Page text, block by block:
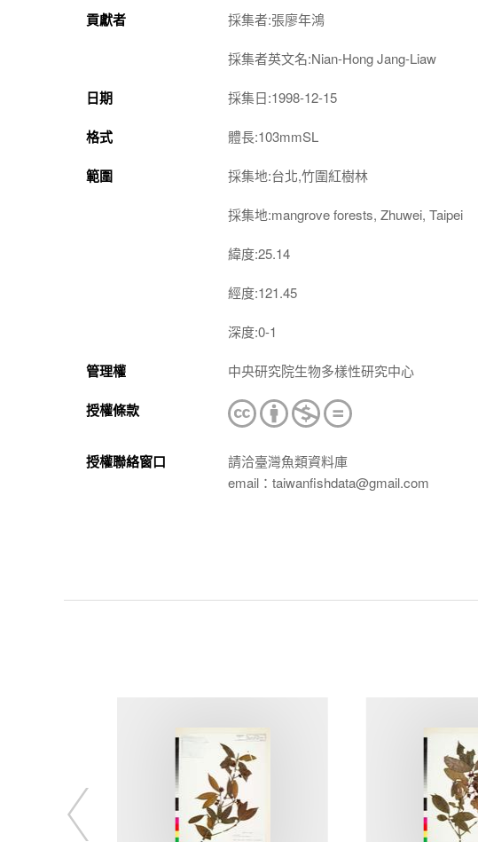
貢獻者 採集者:張廖年鴻
採集者英文名:Nian-Hong Jang-Liaw
日期 採集日:1998-12-15
格式 體長:103mmSL
範圍 採集地:台北,竹圍紅樹林
採集地:mangrove forests, Zhuwei, Taipei
緯度:25.14
經度:121.45
深度:0-1
管理權 中央研究院生物多樣性研究中心
授權條款
授權聯絡窗口
請洽臺灣魚類資料庫
email：taiwanfishdata@gmail.com